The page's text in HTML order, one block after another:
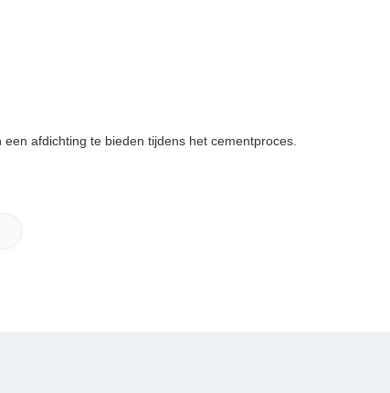
afdichting te bieden tijdens het cementproces.